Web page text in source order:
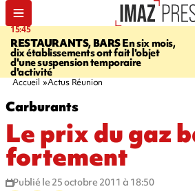
15:45
RESTAURANTS, BARSEn six mois,
dix établissements ont fait l'objet
d'une suspension temporaire
d'activité
Accueil Actus Réunion
Carburants
Le prix du gaz
fortement
Publié le 25 octobre 2011 à 18:50